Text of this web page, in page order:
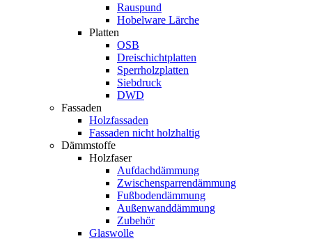
Rauspund
Hobelware Lärche
Platten
OSB
Dreischichtplatten
Sperrholzplatten
Siebdruck
DWD
Fassaden
Holzfassaden
Fassaden nicht holzhaltig
Dämmstoffe
Holzfaser
Aufdachdämmung
Zwischensparrendämmung
Fußbodendämmung
Außenwanddämmung
Zubehör
Glaswolle